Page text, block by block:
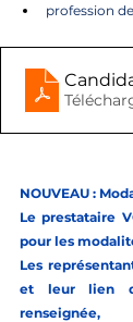
profession
NOUVEAU :
Le prestataire
pour les
Les
et leur lien